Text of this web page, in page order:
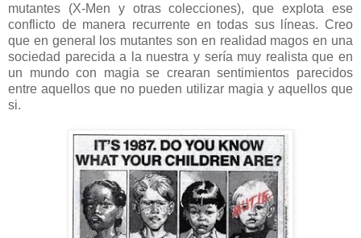
mutantes (X-Men y otras colecciones), que explota ese
conflicto de manera recurrente en todas sus líneas. Creo
que en general los mutantes son en realidad magos en una
sociedad parecida a la nuestra y sería muy realista que en
un mundo con magia se crearan sentimientos parecidos
entre aquellos que no pueden utilizar magia y aquellos que
si.